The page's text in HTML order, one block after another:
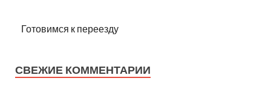
Готовимся к переезду
СВЕЖИЕ КОММЕНТАРИИ